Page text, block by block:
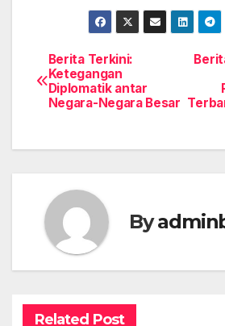
Post
navigation
Berita Terkini:
Ketegangan
Diplomatik antar
Negara-Negara Besar
By
Related Post